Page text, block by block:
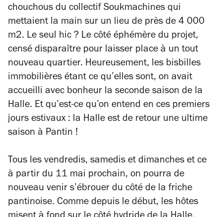
chouchous du collectif Soukmachines qui
mettaient la main sur un lieu de près de 4 000
m2. Le seul hic ? Le côté éphémère du projet,
censé disparaître pour laisser place à un tout
nouveau quartier. Heureusement, les bisbilles
immobilières étant ce qu’elles sont, on avait
accueilli avec bonheur la seconde saison de la
Halle. Et qu’est-ce qu’on entend en ces premiers
jours estivaux : la Halle est de retour une ultime
saison à Pantin !
Tous les vendredis, samedis et dimanches et ce
à partir du 11 mai prochain, on pourra de
nouveau venir s’ébrouer du côté de la friche
pantinoise. Comme depuis le début, les hôtes